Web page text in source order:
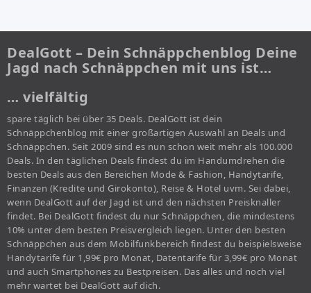
DealGott – Dein Schnäppchenblog Deine
Jagd nach Schnäppchen mit uns ist…
… vielfältig
spare täglich bei über 35 Deals. DealGott ist dein
Schnäppchenblog mit einer großartigen Auswahl an Deals und
Schnäppchen. Seit 2009 sind es nun schon weit mehr als 100.000
Deals. In den täglichen Deals findest du im Handumdrehen die
besten Deals aus den Bereichen Mode & Fashion, Handytarife,
Finanzen (Kredite und Girokonto), Reise & Hotel uvm. Sei dabei,
wenn DealGott auf der Jagd ist und den nächsten Preisknaller
findet. Bei DealGott findest du nur Schnäppchen, die mindestens
10% unter dem besten Preisvergleich liegen. Unter den besten
Schnäppchen aus dem Mobilfunkbereich findest du beispielsweise
Handytarife für 1,99€ pro Monat, Datentarife für 3,99€ pro Monat
und auch Smartphones zu Bestpreisen. Das alles und noch viel
mehr wartet bei DealGott auf dich.